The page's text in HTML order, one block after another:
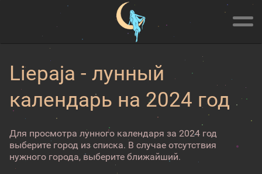
Liepaja - лунный
календарь на 2024 год
Для просмотра лунного календаря за 2024 год
выберите город из списка. В случае отсутствия
нужного города, выберите ближайший.